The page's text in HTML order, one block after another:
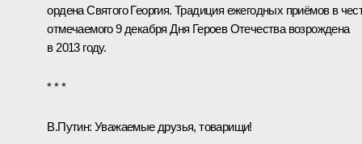
ордена Святого Георгия. Традиция ежегодных приёмов в
отмечаемого 9 декабря Дня Героев Отечества возрождена
в 2013 году.
* * *
В.Путин: Уважаемые друзья, товарищи!